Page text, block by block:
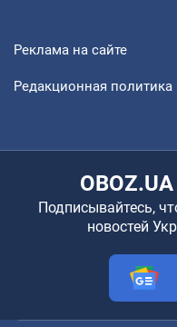
Реклама на сайте
Редакционная политика
Подписывайтесь,
новостей